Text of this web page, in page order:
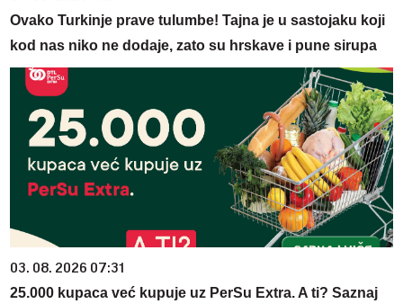
Ovako Turkinje prave tulumbe! Tajna je u sastojaku koji
kod nas niko ne dodaje, zato su hrskave i pune sirupa
03. 08. 2026 07:31
25.000 kupaca već kupuje uz PerSu Extra. A ti? Saznaj